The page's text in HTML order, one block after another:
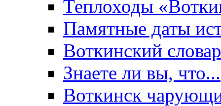
Теплоходы
Памятные даты
Воткинский
Знаете ли вы, что...
Воткинск